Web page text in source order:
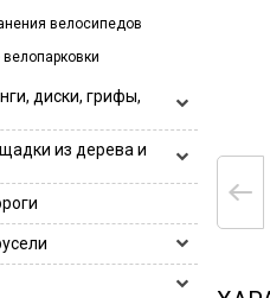
велосипедов
диски, грифы,
ряды
из дерева и
площадки
детские площадки
для лазания